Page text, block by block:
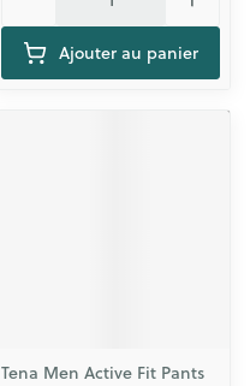
Ajouter au panier
Tena Men Active Fit Pants